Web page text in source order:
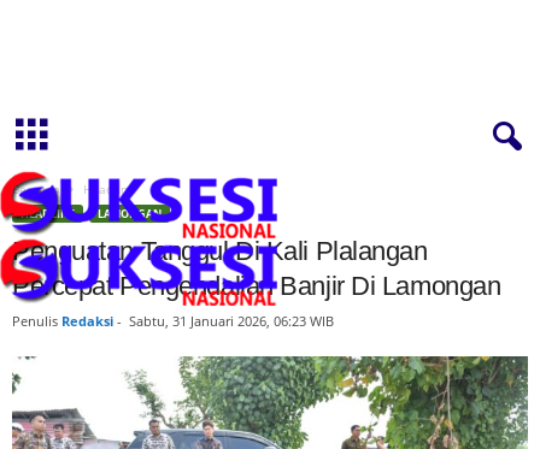
Beranda Headline
HEADLINE LAMONGAN
Penguatan Tanggul Di Kali Plalangan
Percepat Pengendalian Banjir Di Lamongan
Penulis Redaksi - Sabtu, 31 Januari 2026, 06:23 WIB